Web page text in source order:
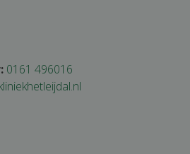
0161 496016